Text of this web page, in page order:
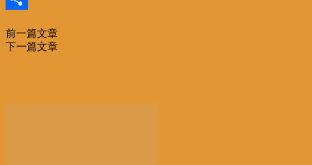
享
前一篇文章
下一篇文章